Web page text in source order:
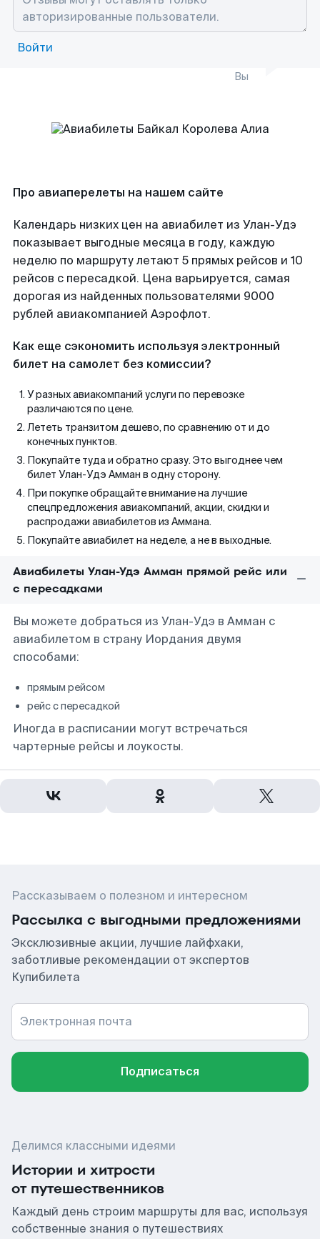
Войти
Вы
Про авиаперелеты на нашем сайте
Календарь низких цен на авиабилет из Улан-Удэ
показывает выгодные месяца в году, каждую
неделю по маршруту летают 5 прямых рейсов и 10
рейсов с пересадкой. Цена варьируется, самая
дорогая из найденных пользователями 9000
рублей авиакомпанией Аэрофлот.
Как еще сэкономить используя электронный
билет на самолет без комиссии?
У разных авиакомпаний услуги по перевозке
различаются по цене.
Лететь транзитом дешево, по сравнению от и до
конечных пунктов.
Покупайте туда и обратно сразу. Это выгоднее чем
билет Улан-Удэ Амман в одну сторону.
При покупке обращайте внимание на лучшие
спецпредложения авиакомпаний, акции, скидки и
распродажи авиабилетов из Аммана.
Покупайте авиабилет на неделе, а не в выходные.
Авиабилеты Улан-Удэ Амман прямой рейс или
с пересадками
Вы можете добраться из Улан-Удэ в Амман с
авиабилетом в страну Иордания двумя
способами:
прямым рейсом
рейс с пересадкой
Иногда в расписании могут встречаться
чартерные рейсы и лоукосты.
Рассказываем о полезном и интересном
Рассылка с выгодными предложениями
Эксклюзивные акции, лучшие лайфхаки,
заботливые рекомендации от экспертов
Купибилета
Электронная почта
Подписаться
Делимся классными идеями
Истории и хитрости
от путешественников
Каждый день строим маршруты для вас, используя
собственные знания о путешествиях